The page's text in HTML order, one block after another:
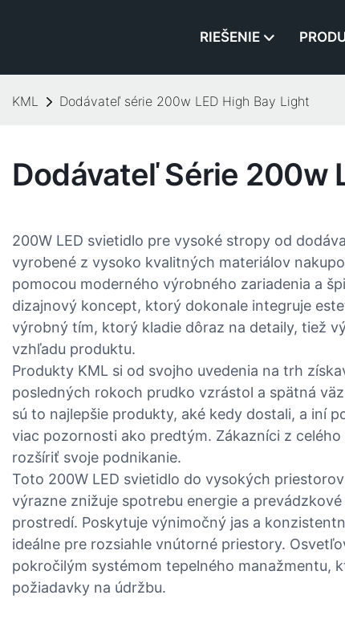
RIEŠENIE
KML Dodávateľ série 200w LED High Bay Light
Dodávateľ Série 200w
200W LED svietidlo pre vysoké stropy od
vyrobené z vysoko kvalitných materiálov
pomocou moderného výrobného zariadenia a
dizajnový koncept, ktorý dokonale integruje
výrobný tím, ktorý kladie dôraz na detaily, tiež
vzhľadu produktu.
Produkty KML si od svojho uvedenia na trh
posledných rokoch prudko vzrástol a spätná
sú to najlepšie produkty, aké kedy dostali, a iní
viac pozornosti ako predtým. Zákazníci z
rozšíriť svoje podnikanie.
Toto 200W LED svietidlo do vysokých
výrazne znižuje spotrebu energie a
prostredí. Poskytuje výnimočný jas a
ideálne pre rozsiahle vnútorné priestory.
pokročilým systémom tepelného manažmentu,
požiadavky na údržbu.